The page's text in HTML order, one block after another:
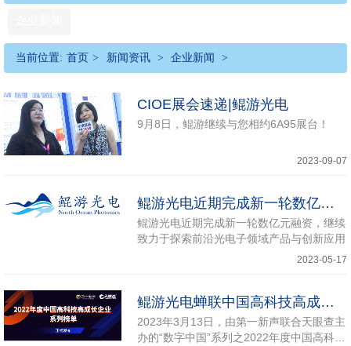
当前位置: 首页 > 新闻资讯 > 企业新闻 >
CIOE展会速递|鲲游光电
9月8日，鲲游继续与您相约6A95展台！
2023-09-07
鲲游光电近期完成新一轮数亿元融资
鲲游光电近期完成新一轮数亿元融资，继续
致力于探索前沿光电子领域产品与创新应用
2023-05-17
鲲游光电蝉联中国高科技高成长企业荣誉榜单！
2023年3月13日，由第一新声联合天眼查主
办的“数字中国”系列之2022年度中国高科技